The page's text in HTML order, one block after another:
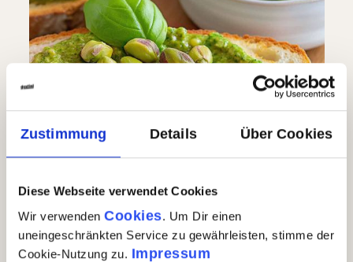
Zustimmung Details Über Cookies
Diese Webseite verwendet Cookies
Wir verwenden Cookies. Um Dir einen
uneingeschränkten Service zu gewährleisten, stimme der
Cookie-Nutzung zu. Impressum
Durchschnittliche Bewertung von 4.5 von 5 Sternen
(10)
11,90 €